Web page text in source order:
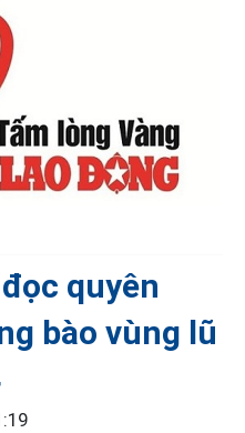
quyên
bào vùng lũ